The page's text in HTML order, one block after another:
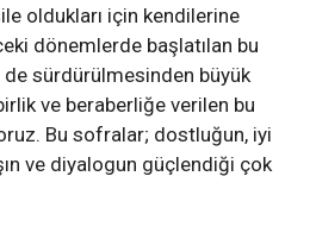
oldukları için kendilerine
dönemlerde başlatılan bu
sürdürülmesinden büyük
ve beraberliğe verilen bu
Bu sofralar; dostluğun, iyi
ve diyalogun güçlendiği çok